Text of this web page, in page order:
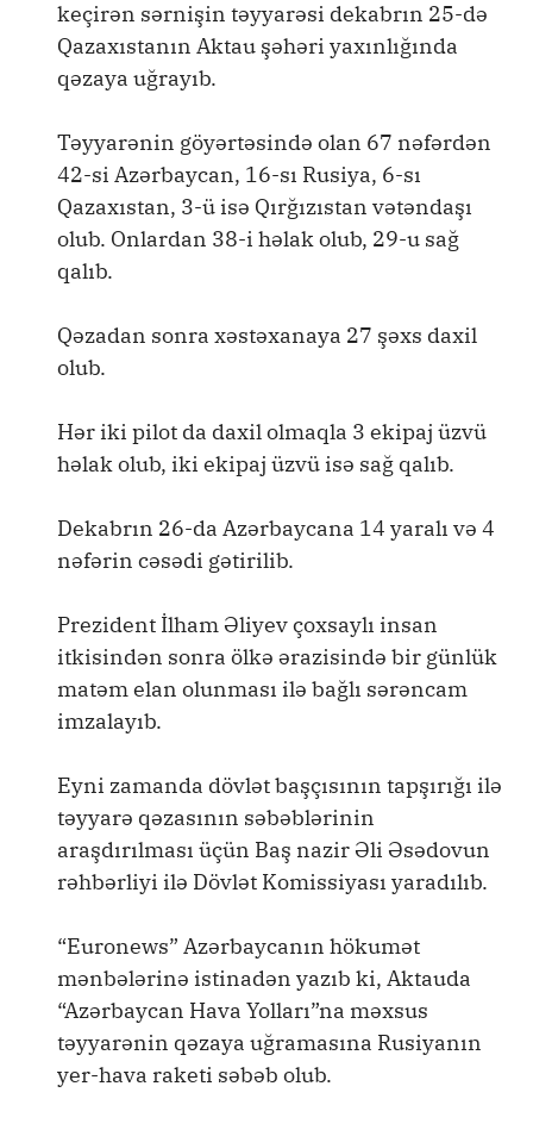
keçirən sərnişin təyyarəsi dekabrın 25-də
Qazaxıstanın Aktau şəhəri yaxınlığında
qəzaya uğrayıb.
Təyyarənin göyərtəsində olan 67 nəfərdən
42-si Azərbaycan, 16-sı Rusiya, 6-sı
Qazaxıstan, 3-ü isə Qırğızıstan vətəndaşı
olub. Onlardan 38-i həlak olub, 29-u sağ
qalıb.
Qəzadan sonra xəstəxanaya 27 şəxs daxil
olub.
Hər iki pilot da daxil olmaqla 3 ekipaj üzvü
həlak olub, iki ekipaj üzvü isə sağ qalıb.
Dekabrın 26-da Azərbaycana 14 yaralı və 4
nəfərin cəsədi gətirilib.
Prezident İlham Əliyev çoxsaylı insan
itkisindən sonra ölkə ərazisində bir günlük
matəm elan olunması ilə bağlı sərəncam
imzalayıb.
Eyni zamanda dövlət başçısının tapşırığı ilə
təyyarə qəzasının səbəblərinin
araşdırılması üçün Baş nazir Əli Əsədovun
rəhbərliyi ilə Dövlət Komissiyası yaradılıb.
“Euronews” Azərbaycanın hökumət
mənbələrinə istinadən yazıb ki, Aktauda
“Azərbaycan Hava Yolları”na məxsus
təyyarənin qəzaya uğramasına Rusiyanın
yer-hava raketi səbəb olub.